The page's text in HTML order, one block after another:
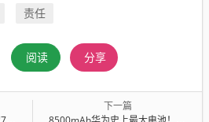
责任
阅读 分享
下一篇